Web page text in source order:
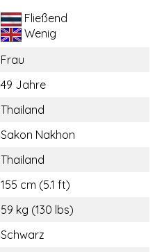
Fließend
Wenig
Frau
49 Jahre
Thailand
Sakon Nakhon
Thailand
155 cm (5.1 ft)
59 kg (130 lbs)
Schwarz